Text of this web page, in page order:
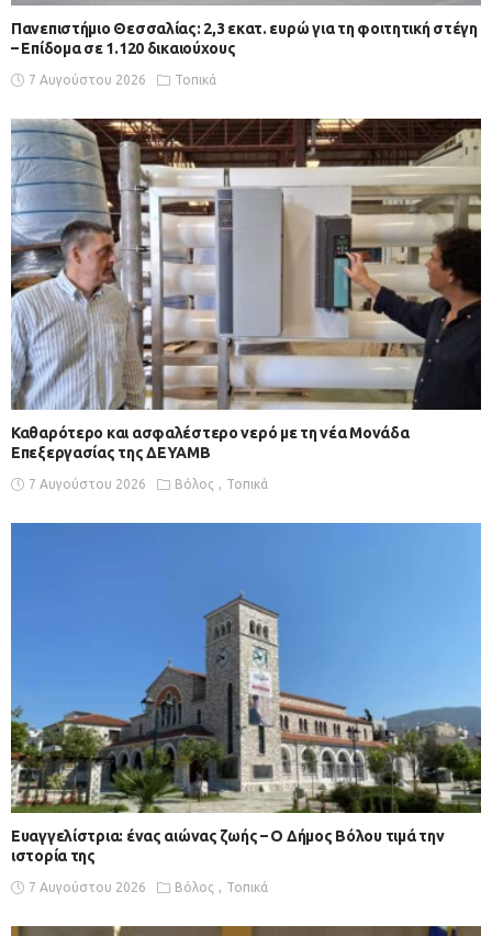
Πανεπιστήμιο Θεσσαλίας: 2,3 εκατ. ευρώ για τη φοιτητική στέγη
– Επίδομα σε 1.120 δικαιούχους
7 Αυγούστου 2026 Τοπικά
Καθαρότερο και ασφαλέστερο νερό με τη νέα Μονάδα
Επεξεργασίας της ΔΕΥΑΜΒ
7 Αυγούστου 2026 Βόλος Τοπικά
Ευαγγελίστρια: ένας αιώνας ζωής – Ο Δήμος Βόλου τιμά την
ιστορία της
7 Αυγούστου 2026 Βόλος Τοπικά